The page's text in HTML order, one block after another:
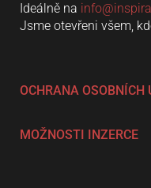
Ideálně na
Jsme otevřeni všem,
OCHRANA OSOBNÍCH
MOŽNOSTI INZERCE